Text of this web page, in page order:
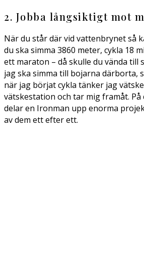
2. Jobba långsiktigt mot
När du står där vid vattenbrynet så
du ska simma 3860 meter, cykla 18
ett maraton – då skulle du vända till
jag ska simma till bojarna därborta,
när jag börjat cykla tänker jag
vätskestation och tar mig framåt. På
delar en Ironman upp enorma
av dem ett efter ett.